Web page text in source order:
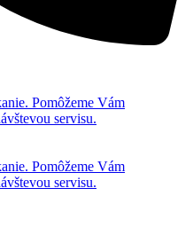
Pomôžeme Vám
servisu.
Pomôžeme Vám
servisu.